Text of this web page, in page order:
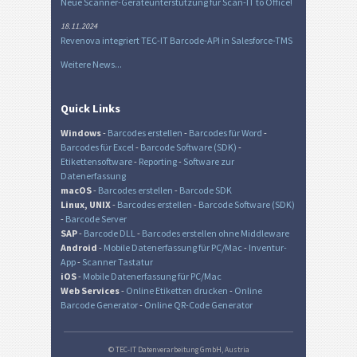
18.11.2024
Revenova integriert TEC-IT Barcode-API in Salesforce-TMS
Weitere News...
Quick Links
Windows- Barcodes erstellen - Barcodes für Word -
Barcodes für Excel- Barcode Software (SDK) -
Etikettensoftware- Reporting- Software zur
Datenerfassung
macOS- Barcodes erstellen - Barcode SDK
Linux, UNIX- Barcodes erstellen - Barcode Software (SDK)
- Barcode Server
SAP- Barcode DLL- Barcodes erstellen ohne Middleware
Android - Mobile Datenerfassung für PC/Mac - Inventur-
App- Scanner Tastatur
iOS- Mobile Datenerfassung für PC/Mac
Web Services- Online Etiketten drucken - Online
Barcode Generator- Online QR-Code Generator
© TEC-IT Datenverarbeitung GmbH, Austria